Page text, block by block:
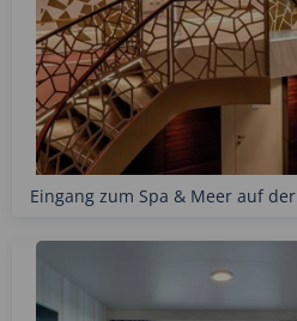
Eingang zum Spa & Meer auf der